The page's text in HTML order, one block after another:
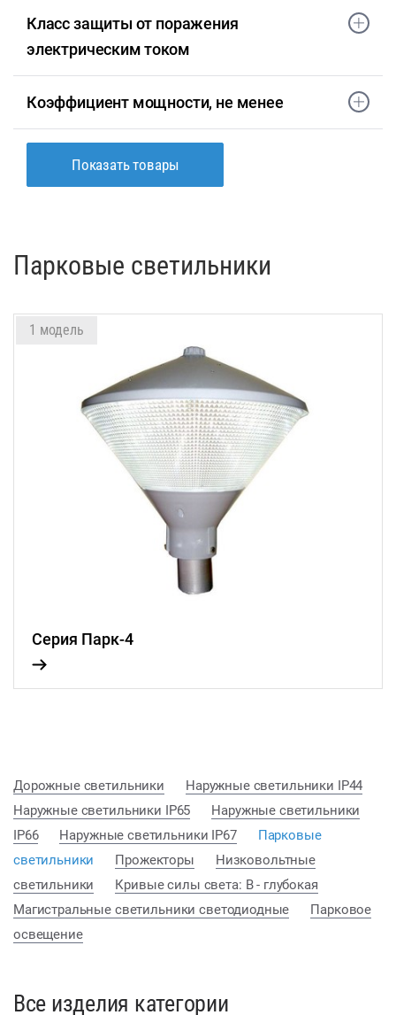
Класс защиты от поражения
электрическим током
Коэффициент мощности, не менее
Показать товары
Парковые светильники
1 модель
Серия Парк-4
Дорожные светильники
Наружные светильники IP44
Наружные светильники IP65
Наружные светильники
IP66
Наружные светильники IP67
Парковые
светильники
Прожекторы
Низковольтные
светильники
Кривые силы света: В - глубокая
Магистральные светильники светодиодные
Парковое
освещение
Все изделия категории